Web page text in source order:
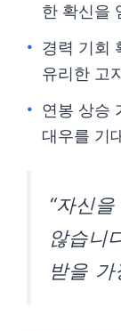
한 확신을
경력 기회
유리한 고
연봉 상승
대우를 기
“자신
않습니
받을